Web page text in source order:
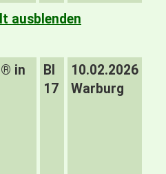
ausblenden
in
BI
17
10.02.2026
Warburg